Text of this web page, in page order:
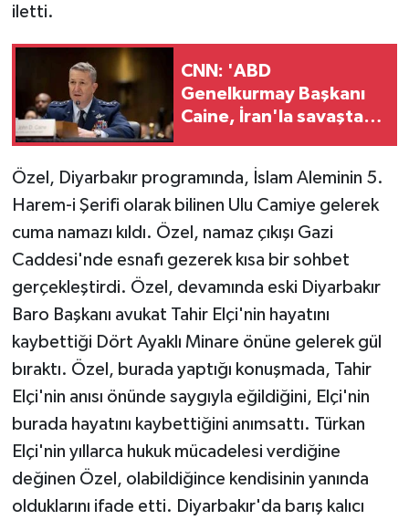
iletti.
CNN: 'ABD
Genelkurmay Başkanı
Caine, İran'la savaştan
Özel, Diyarbakır programında, İslam Aleminin 5.
Harem-i Şerifi olarak bilinen Ulu Camiye gelerek
cuma namazı kıldı. Özel, namaz çıkışı Gazi
Caddesi'nde esnafı gezerek kısa bir sohbet
gerçekleştirdi. Özel, devamında eski Diyarbakır
Baro Başkanı avukat Tahir Elçi'nin hayatını
kaybettiği Dört Ayaklı Minare önüne gelerek gül
bıraktı. Özel, burada yaptığı konuşmada, Tahir
Elçi'nin anısı önünde saygıyla eğildiğini, Elçi'nin
burada hayatını kaybettiğini anımsattı. Türkan
Elçi'nin yıllarca hukuk mücadelesi verdiğine
değinen Özel, olabildiğince kendisinin yanında
olduklarını ifade etti. Diyarbakır'da barış kalıcı